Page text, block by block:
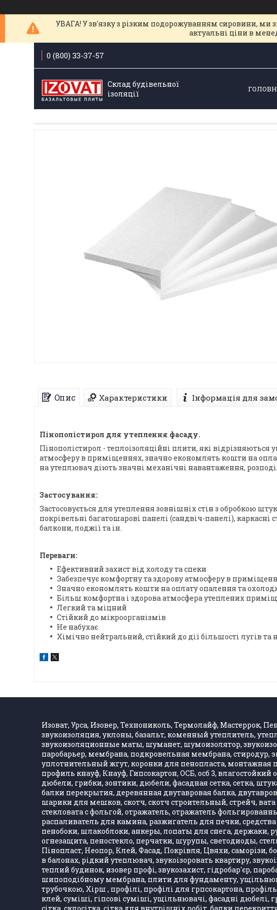
УВАГА! У зв'язку з різким подорожуванням сировини, ми
актуальні ціни в
0 (800) 33-37-57
Склад будівельної
ізоляції
Опис Характеристики Інформація для
Пінополістирол для утеплення фасаду.
Пінополістирол - теплоізоляційні плити, які
атмосферу в приміщеннях, значно економлять кошти на
на утеплювач діють значні механічні навантаження,
Застосування:
Застосовується для утеплення зовнішніх стін з обробкою
покрівельні багатошарові панелі (сандвіч-панелі),
балкони, лоджії та ін.
Переваги:
Ефективний захист від холоду та спеки
Забезпечує комфортну та здорову атмосферу в
Значно економлять кошти на оплату опалення та
Більш комфортна і здорова атмосфера утеплених
Легкий та міцний
Стійкий до мікроорганізмів
Не набухає
Хімічно нейтральний, стійкий до дії більшості лугів
Изоват, Урса, Изовер, Технониколь, Термолайф, Мастеррок,
звукоизоляция, уклоны, базальт, коменный утеплитель,
звукоизоляционные маты, шуманет, шумоизолятор,
паробарьер, мембрана, подкровельная мембрана,
уплотнительный жгут, коронки для пенопласта, монтажная
профиль кнауф, Кнауф, Гипсокартон, ОСБ, осб 3,
дюбели, грибки, зонтики, дюбели, фасадная сетка, сетка,
балки перекрытия, деревянная двутавровая балка,
шарики для мешков, скотч, скотч строительный, стрейч,
стекловата с фольгой, отражатель, отражатель
распаливатель для камина, разжигатель для печки,
пенобоки, шлакоблоки, анкеры, лопаты для снега, держаки,
огнезащита, пеностекло, перчатки, шурупы, светодиоды,
Пінопласт, Неопор, Клей, Фасад, Покрівля, Цвяхи, саморізи,
в балонах, рідкий утеплювач, звукоізоровать квартиру,
теплий будинок, изовер профі, звукозахист, гідробар'єр,
шипоподібному мембрана, плити для фундаменту,
трубочкою, Хірш , профілі, профілі для грпсокартона,
клей, суміші, гіпсові суміші, ущільнювачі, фасадні дюбелі,